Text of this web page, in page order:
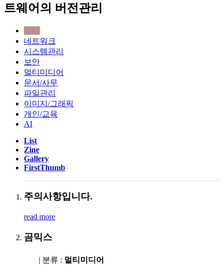
트웨어의 버전관리
네트워크
시스템관리
보안
멀티미디어
문서/사무
파일관리
이미지/그래픽
개인/교육
AI
List
Zine
Gallery
FirstThumb
주의사항입니다.
read more
곰믹스
| 분류 : 멀티미디어